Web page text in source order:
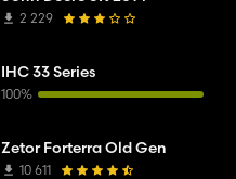
2 229
IHC 33 Series
100%
Zetor Forterra Old Gen
10 611